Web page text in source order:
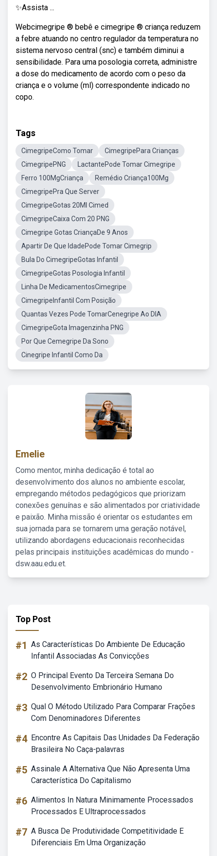
✨Assista ...
Webcimegripe ® bebê e cimegripe ® criança reduzem
a febre atuando no centro regulador da temperatura no
sistema nervoso central (snc) e também diminui a
sensibilidade. Para uma posologia correta, administre
a dose do medicamento de acordo com o peso da
criança e o volume (ml) correspondente indicado no
copo.
Tags
CimegripeComo Tomar
CimegripePara Crianças
CimegripePNG
LactantePode Tomar Cimegripe
Ferro 100MgCriança
Remédio Criança100Mg
CimegripePra Que Server
CimegripeGotas 20Ml Cimed
CimegripeCaixa Com 20 PNG
Cimegripe Gotas CriançaDe 9 Anos
Apartir De Que IdadePode Tomar Cimegrip
Bula Do CimegripeGotas Infantil
CimegripeGotas Posologia Infantil
Linha De MedicamentosCimegripe
CimegripeInfantil Com Posição
Quantas Vezes Pode TomarCenegripe Ao DIA
CimegripeGota Imagenzinha PNG
Por Que Cemegripe Da Sono
Cinegripe Infantil Como Da
Emelie
Como mentor, minha dedicação é total ao
desenvolvimento dos alunos no ambiente escolar,
empregando métodos pedagógicos que priorizam
conexões genuínas e são alimentados por criatividade
e paixão. Minha missão é orientar os estudantes em
sua jornada para se tornarem uma geração notável,
utilizando abordagens educacionais reconhecidas
pelas principais instituições acadêmicas do mundo -
dsw.aau.edu.et.
Top Post
#1 As Características Do Ambiente De Educação
Infantil Associadas As Convicções
#2 O Principal Evento Da Terceira Semana Do
Desenvolvimento Embrionário Humano
#3 Qual O Método Utilizado Para Comparar Frações
Com Denominadores Diferentes
#4 Encontre As Capitais Das Unidades Da Federação
Brasileira No Caça-palavras
#5 Assinale A Alternativa Que Não Apresenta Uma
Característica Do Capitalismo
#6 Alimentos In Natura Minimamente Processados
Processados E Ultraprocessados
#7 A Busca De Produtividade Competitividade E
Diferenciais Em Uma Organização